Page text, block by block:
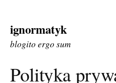
Skip
to
ignormatyk
blogito ergo sum
Polityka